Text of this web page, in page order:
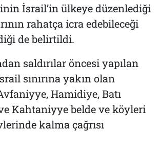
İsrail’in ülkeye düzenlediği
rahatça icra edebileceği
de belirtildi.
saldırılar öncesi yapılan
sınırına yakın olan
Hamidiye, Batı
Kahtaniyye belde ve köyleri
kalma çağrısı